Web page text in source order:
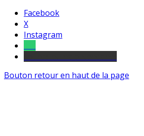
Facebook
X
Instagram
Bouton retour en haut de la page